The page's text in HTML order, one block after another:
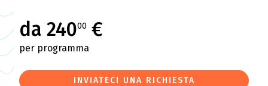
da 24000 €
per programma
INVIATECI UNA RICHIESTA